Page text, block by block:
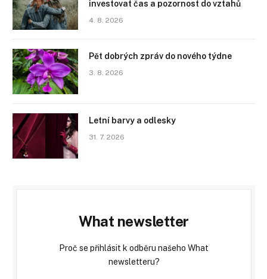
investovat čas a pozornost do vztahů
4. 8. 2026
Pět dobrých zpráv do nového týdne
3. 8. 2026
Letní barvy a odlesky
31. 7. 2026
What newsletter
Proč se přihlásit k odběru našeho What
newsletteru?